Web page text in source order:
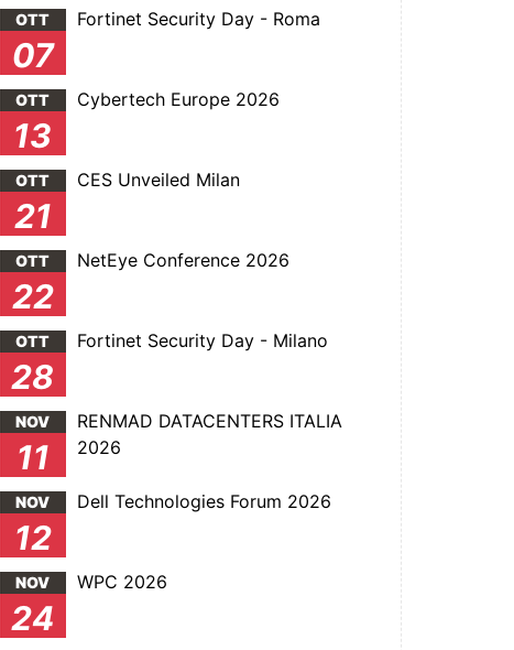
OTT
07
Fortinet Security Day - Roma
OTT
13
Cybertech Europe 2026
OTT
21
CES Unveiled Milan
OTT
22
NetEye Conference 2026
OTT
28
Fortinet Security Day - Milano
NOV
11
RENMAD DATACENTERS ITALIA
2026
NOV
12
Dell Technologies Forum 2026
NOV
24
WPC 2026